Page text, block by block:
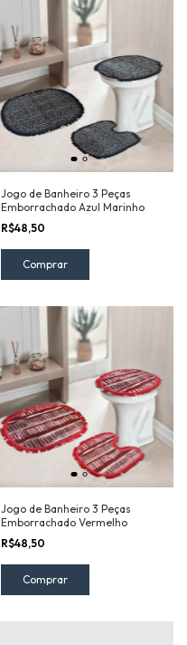
Jogo de Banheiro 3 Peças
Emborrachado Azul Marinho
R$48,50
Jogo de Banheiro 3 Peças
Emborrachado Vermelho
R$48,50